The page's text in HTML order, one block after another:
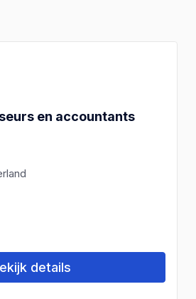
en accountants
details